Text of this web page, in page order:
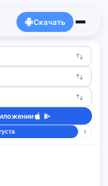
Скачать